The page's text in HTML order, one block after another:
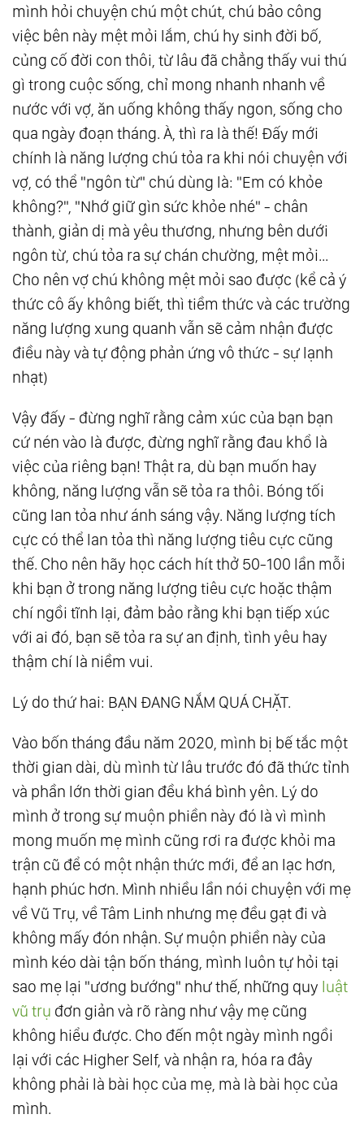
mình hỏi chuyện chú một chút, chú bảo công
việc bên này mệt mỏi lắm, chú hy sinh đời bố,
củng cố đời con thôi, từ lâu đã chẳng thấy vui thú
gì trong cuộc sống, chỉ mong nhanh nhanh về
nước với vợ, ăn uống không thấy ngon, sống cho
qua ngày đoạn tháng. À, thì ra là thế! Đấy mới
chính là năng lượng chú tỏa ra khi nói chuyện với
vợ, có thể "ngôn từ" chú dùng là: "Em có khỏe
không?", "Nhớ giữ gìn sức khỏe nhé" - chân
thành, giản dị mà yêu thương, nhưng bên dưới
ngôn từ, chú tỏa ra sự chán chường, mệt mỏi...
Cho nên vợ chú không mệt mỏi sao được (kể cả ý
thức cô ấy không biết, thì tiềm thức và các trường
năng lượng xung quanh vẫn sẽ cảm nhận được
điều này và tự động phản ứng vô thức - sự lạnh
nhạt)
Vậy đấy - đừng nghĩ rằng cảm xúc của bạn bạn
cứ nén vào là được, đừng nghĩ rằng đau khổ là
việc của riêng bạn! Thật ra, dù bạn muốn hay
không, năng lượng vẫn sẽ tỏa ra thôi. Bóng tối
cũng lan tỏa như ánh sáng vậy. Năng lượng tích
cực có thể lan tỏa thì năng lượng tiêu cực cũng
thế. Cho nên hãy học cách hít thở 50-100 lần mỗi
khi bạn ở trong năng lượng tiêu cực hoặc thậm
chí ngồi tĩnh lại, đảm bảo rằng khi bạn tiếp xúc
với ai đó, bạn sẽ tỏa ra sự an định, tình yêu hay
thậm chí là niềm vui.
Lý do thứ hai: BẠN ĐANG NẮM QUÁ CHẶT.
Vào bốn tháng đầu năm 2020, mình bị bế tắc một
thời gian dài, dù mình từ lâu trước đó đã thức tỉnh
và phần lớn thời gian đều khá bình yên. Lý do
mình ở trong sự muộn phiền này đó là vì mình
mong muốn mẹ mình cũng rơi ra được khỏi ma
trận cũ để có một nhận thức mới, để an lạc hơn,
hạnh phúc hơn. Mình nhiều lần nói chuyện với mẹ
về Vũ Trụ, về Tâm Linh nhưng mẹ đều gạt đi và
không mấy đón nhận. Sự muộn phiền này của
mình kéo dài tận bốn tháng, mình luôn tự hỏi tại
sao mẹ lại "ương bướng" như thế, những quy luật
vũ trụ đơn giản và rõ ràng như vậy mẹ cũng
không hiểu được. Cho đến một ngày mình ngồi
lại với các Higher Self, và nhận ra, hóa ra đây
không phải là bài học của mẹ, mà là bài học của
mình.